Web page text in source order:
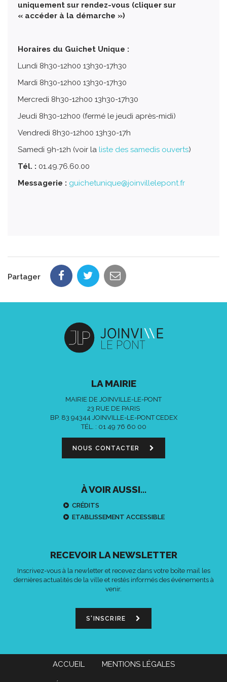
uniquement sur rendez-vous (cliquer sur
« accéder à la démarche »)
Horaires du Guichet Unique :
Lundi 8h30-12h00 13h30-17h30
Mardi 8h30-12h00 13h30-17h30
Mercredi 8h30-12h00 13h30-17h30
Jeudi 8h30-12h00 (fermé le jeudi après-midi)
Vendredi 8h30-12h00 13h30-17h
Samedi 9h-12h (voir la liste des samedis ouverts)
Tél. : 01.49.76.60.00
Messagerie : guichetunique@joinvillelepont.fr
Partager
LA MAIRIE
MAIRIE DE JOINVILLE-LE-PONT
23 RUE DE PARIS
BP. 83 94344 JOINVILLE-LE-PONT CEDEX
TÉL. : 01 49 76 60 00
NOUS CONTACTER
À VOIR AUSSI...
CRÉDITS
ETABLISSEMENT ACCESSIBLE
RECEVOIR LA NEWSLETTER
Inscrivez-vous à la newletter et recevez dans votre boîte mail les
dernières actualités de la ville et restés informés des événements à
venir.
S'INSCRIRE
ACCUEIL MENTIONS LÉGALES